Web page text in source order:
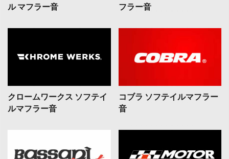
ル マフラー音
フラー音
クロームワークス ソフテイ
ルマフラー音
コブラ ソフテイルマフラー
音